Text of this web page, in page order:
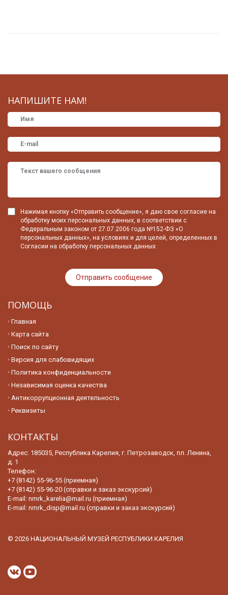
НАПИШИТЕ НАМ!
Нажимая кнопку «Отправить сообщение», я даю свое согласие на
обработку моих персональных данных, в соответствии с
Федеральным законом от 27.07.2006 года №152-ФЗ «О
персональных данных», на условиях и для целей, определенных в
Согласии на обработку персональных данных
ПОМОЩЬ
Главная
Карта сайта
Поиск по сайту
Версия для слабовидящих
Политика конфиденциальности
Независимая оценка качества
Антикоррупционная деятельность
Реквизиты
КОНТАКТЫ
Адрес: 185035, Республика Карелия, г. Петрозаводск, пл. Ленина,
д. 1
Телефон:
+7 (8142) 55-96-55 (приемная)
+7 (8142) 55-96-20 (справки и заказ экскурсий)
E-mail: nmrk_karelia@mail.ru (приемная)
E-mail: nmrk_disp@mail.ru (справки и заказ экскурсий)
© 2026 НАЦИОНАЛЬНЫЙ МУЗЕЙ РЕСПУБЛИКИ КАРЕЛИЯ